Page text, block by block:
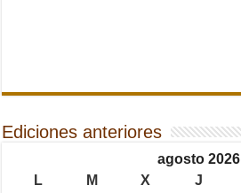
Ediciones anteriores
agosto 2026
L
M X J